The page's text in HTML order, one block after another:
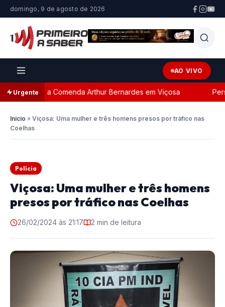
domingo, 9 de agosto de 2026
AO VIVO
Urgente
com a Comenda Arthur Bernardes em Viçosa
Início » Viçosa: Uma mulher e três homens presos por tráfico nas
Coelhas
Polícia
Viçosa: Uma mulher e três homens
presos por tráfico nas Coelhas
26/02/2024 às 21:17 2 min de leitura